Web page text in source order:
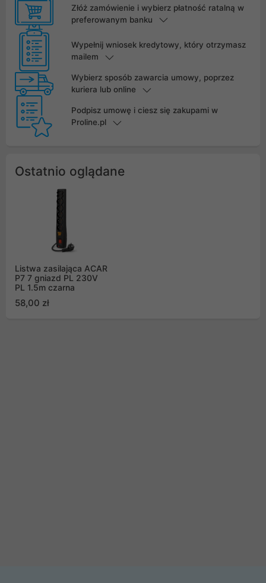
Złóż zamówienie i wybierz płatność ratalną w
preferowanym banku
Wypełnij wniosek kredytowy, który otrzymasz
mailem
Wybierz sposób zawarcia umowy, poprzez
kuriera lub online
Podpisz umowę i ciesz się zakupami w
Proline.pl
Ostatnio oglądane
Listwa zasilająca ACAR
P7 7 gniazd PL 230V
PL 1.5m czarna
58,00 zł